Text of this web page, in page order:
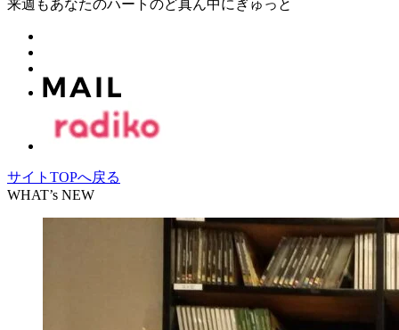
来週もあなたのハートのど真ん中にぎゅっと
サイトTOPへ戻る
WHAT’s NEW